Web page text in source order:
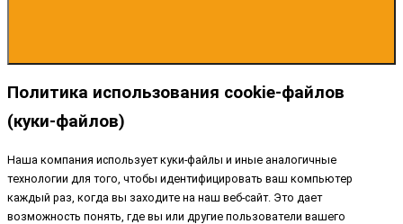
Политика использования cookie-файлов
(куки-файлов)
Наша компания использует куки-файлы и иные аналогичные
технологии для того, чтобы идентифицировать ваш компьютер
каждый раз, когда вы заходите на наш веб-сайт. Это дает
возможность понять, где вы или другие пользователи вашего